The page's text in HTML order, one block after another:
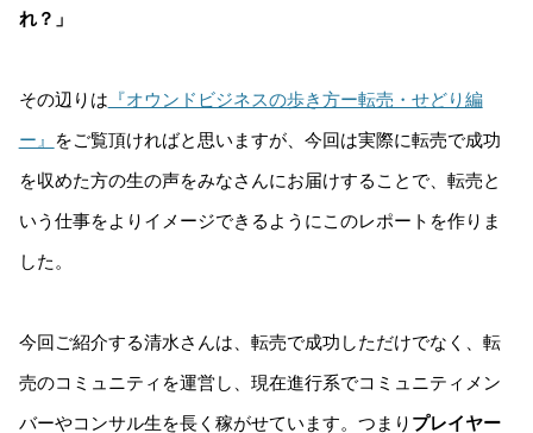
れ？」
その辺りは 『オウンドビジネスの歩き方ー転売・せどり編
ー』 をご覧頂ければと思いますが、今回は実際に転売で成功
を収めた方の生の声をみなさんにお届けすることで、転売と
いう仕事をよりイメージできるようにこのレポートを作りま
した。
今回ご紹介する清水さんは、転売で成功しただけでなく、転
売のコミュニティを運営し、現在進行系でコミュニティメン
バーやコンサル生を長く稼がせています。つまり プレイヤー